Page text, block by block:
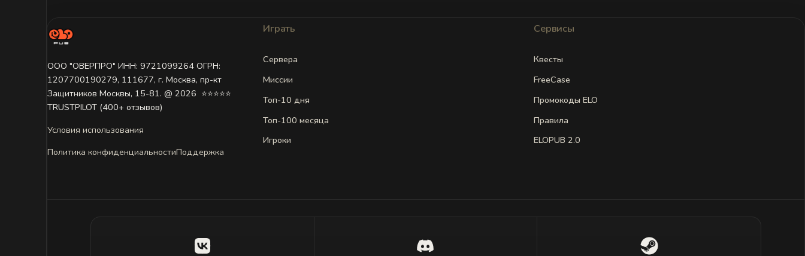
ООО "ОВЕРПРО" ИНН: 9721099264 ОГРН:
1207700190279, 111677, г. Москва, пр-кт
Защитников Москвы, 15-81. @ 2026 ㅤ ⭐⭐⭐⭐⭐
TRUSTPILOT (400+ отзывов)
Условия использования
Политика конфиденциальностиПоддержка
Играть
Сервера
Миссии
Топ-10 дня
Топ-100 месяца
Игроки
Сервисы
Квесты
FreeCase
Промокоды ELO
Правила
ELOPUB 2.0